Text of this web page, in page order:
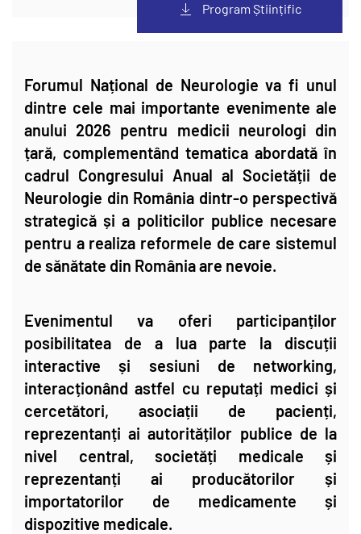
Program Științific
Forumul Național de Neurologie va fi unul
dintre cele mai importante evenimente ale
anului 2026 pentru medicii neurologi din
țară, complementând tematica abordată în
cadrul Congresului Anual al Societății de
Neurologie din România dintr-o perspectivă
strategică și a politicilor publice necesare
pentru a realiza reformele de care sistemul
de sănătate din România are nevoie.
Evenimentul va oferi participanților
posibilitatea de a lua parte la discuții
interactive și sesiuni de networking,
interacționând astfel cu reputați medici și
cercetători, asociații de pacienți,
reprezentanți ai autorităților publice de la
nivel central, societăți medicale și
reprezentanți ai producătorilor și
importatorilor de medicamente și
dispozitive medicale.